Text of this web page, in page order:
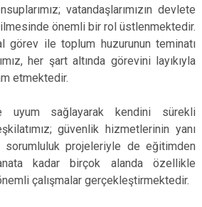
vatandaşlarımızın devlete
önemli bir rol üstlenmektedir.
görev ile toplum huzurunun teminatı
her şart altında görevini layıkıyla
etmektedir.
uyum sağlayarak kendini sürekli
güvenlik hizmetlerinin yanı
sorumluluk projeleriyle de eğitimden
kadar birçok alanda özellikle
çalışmalar gerçekleştirmektedir.